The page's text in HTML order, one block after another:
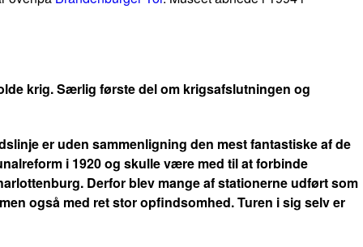
krig. Særlig første del om krigsafslutningen og
er uden sammenligning den mest fantastiske af de
i 1920 og skulle være med til at forbinde
Derfor blev mange af stationerne udført som
også med ret stor opfindsomhed. Turen i sig selv er